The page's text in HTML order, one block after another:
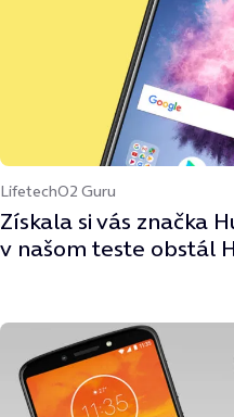
LifetechO2 Guru
Získala si vás značka
v našom teste obstál